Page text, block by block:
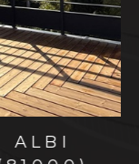
propose